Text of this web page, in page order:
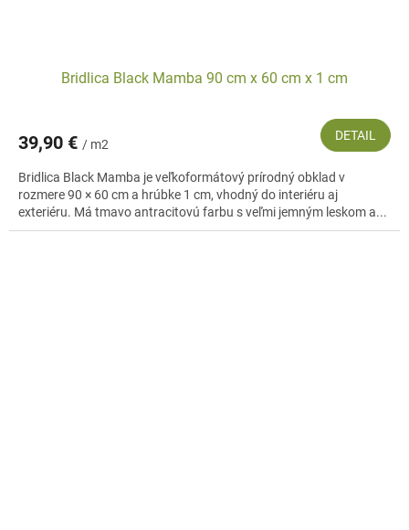
Bridlica Black Mamba 90 cm x 60 cm x 1 cm
39,90 € / m2
DETAIL
Bridlica Black Mamba je veľkoformátový prírodný obklad v
rozmere 90 × 60 cm a hrúbke 1 cm, vhodný do interiéru aj
exteriéru. Má tmavo antracitovú farbu s veľmi jemným leskom a...